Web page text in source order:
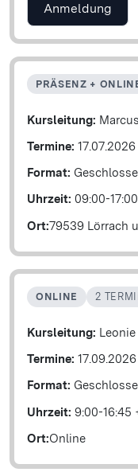
Anmeldung
PRÄSENZ +
Kursleitung:
Termine: 17.07.2026
Format:
Uhrzeit: 09:00-
Ort:79539 Lörrach
ONLINE 2
Kursleitung:
Termine: 17.09.2026
Format:
Uhrzeit: 9:00-16:45
Ort:Online